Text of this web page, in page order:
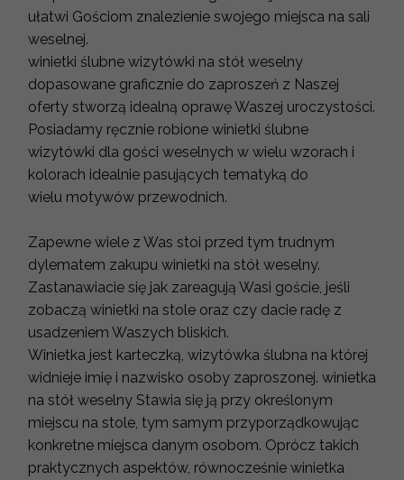
ułatwi Gościom znalezienie swojego miejsca na sali
weselnej.
winietki ślubne wizytówki na stół weselny
dopasowane graficznie do zaproszeń z Naszej
oferty stworzą idealną oprawę Waszej uroczystości.
Posiadamy ręcznie robione winietki ślubne
wizytówki dla gości weselnych w wielu wzorach i
kolorach idealnie pasujących tematyką do
wielu motywów przewodnich.
Zapewne wiele z Was stoi przed tym trudnym
dylematem zakupu winietki na stół weselny.
Zastanawiacie się jak zareagują Wasi goście, jeśli
zobaczą winietki na stole oraz czy dacie radę z
usadzeniem Waszych bliskich.
Winietka jest karteczką, wizytówka ślubna na której
widnieje imię i nazwisko osoby zaproszonej. winietka
na stół weselny Stawia się ją przy określonym
miejscu na stole, tym samym przyporządkowując
konkretne miejsca danym osobom. Oprócz takich
praktycznych aspektów, równocześnie winietka